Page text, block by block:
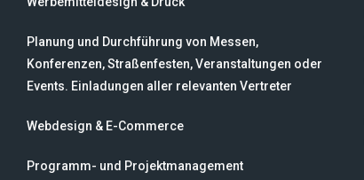
Planung und Durchführung von Messen,
Konferenzen, Straßenfesten, Veranstaltungen oder
Events. Einladungen aller relevanten Vertreter
Webdesign & E-Commerce
Programm- und Projektmanagement